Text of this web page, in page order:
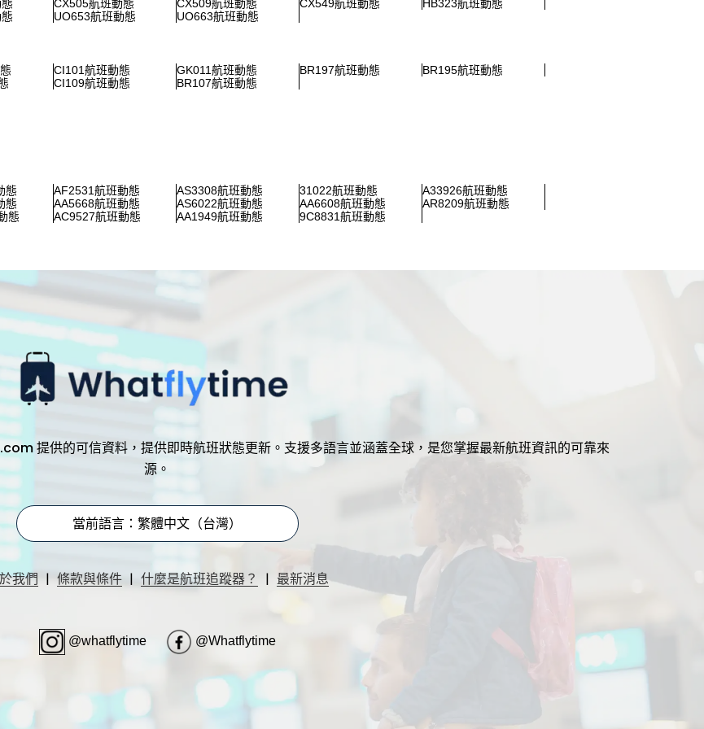
CX505航班動態 CX509航班動態 CX549航班動態
HB323航班動態
UO653航班動態 UO663航班動態
CI101航班動態 GK011航班動態 BR197航班動態
BR195航班動態
CI109航班動態 BR107航班動態
態 AF2531航班動態 AS3308航班動態 31022航班動態
A33926航班動態
態 AA5668航班動態 AS6022航班動態 AA6608航班動態
AR8209航班動態
態 AC9527航班動態 AA1949航班動態 9C8831航班動態
提供的可信資料，提供即時航班狀態更新。支援多語言並涵蓋全球，是您掌握最新航班資訊的可靠來
源。
當前語言：繁體中文（台灣）
我們 | 條款與條件 | 什麼是航班追蹤器？ | 最新消息
@whatflytime @Whatflytime